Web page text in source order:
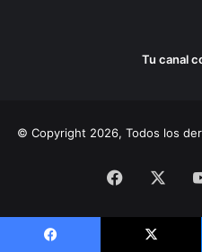
Tu canal
© Copyright 2026, Todos los
Facebook